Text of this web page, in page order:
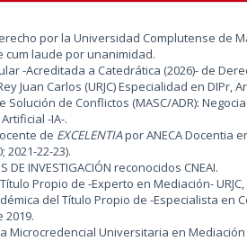
por la Universidad Complutense de
cum laude por unanimidad.
-Acreditada a Catedrática (2026)- de
Juan Carlos (URJC) Especialidad en
Solución de Conflictos (MASC/ADR):
-IA-.
de EXCELENTIApor ANECA Docentia
2021-22-23).
DE INVESTIGACIÓN reconocidos CNEAI.
Propio de -Experto en Mediación-
del Título Propio de -Especialista en
2019.
Microcredencial Universitaria en